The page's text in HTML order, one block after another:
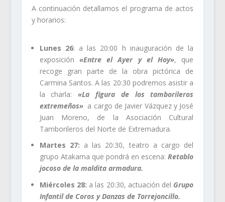
A continuación detallamos el programa de actos
y horarios:
Lunes 26: a las 20:00 h inauguración de la
exposición «Entre el Ayer y el Hoy», que
recoge gran parte de la obra pictórica de
Carmina Santos. A las 20:30 podremos asistir a
la charla:«La figura de los tamborileros
extremeños» a cargo de Javier Vázquez y José
Juan Moreno, de la Asociación Cultural
Tamborileros del Norte de Extremadura.
Martes 27: a las 20:30, teatro a cargo del
grupo Atakama que pondrá en escena:Retablo
jocoso de la maldita armadura.
Miércoles 28: a las 20:30, actuación del Grupo
Infantil de Coros y Danzas de Torrejoncillo.